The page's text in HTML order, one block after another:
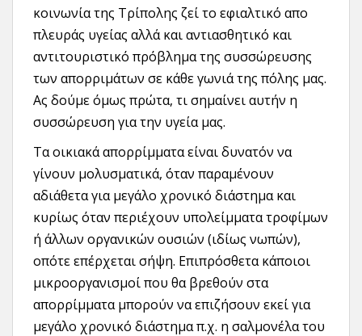
κοινωνία της Τρίπολης ζεί το εφιαλτικό απο
πλευράς υγείας αλλά και αντιασθητικό και
αντιτουριστικό πρόβλημα της συσσώρευσης
των απορριμάτων σε κάθε γωνιά της πόλης μας.
Ας δούμε όμως πρώτα, τι σημαίνει αυτήν η
συσσώρευση για την υγεία μας.
Τα οικιακά απορρίμματα είναι δυνατόν να
γίνουν μολυσματικά, όταν παραμένουν
αδιάθετα για μεγάλο χρονικό διάστημα και
κυρίως όταν περιέχουν υπολείμματα τροφίμων
ή άλλων οργανικών ουσιών (ιδίως νωπών),
οπότε επέρχεται σήψη. Επιπρόσθετα κάποιοι
μικροοργανισμοί που θα βρεθούν στα
απορρίμματα μπορούν να επιζήσουν εκεί για
μεγάλο χρονικό διάστημα π.χ. η σαλμονέλα του